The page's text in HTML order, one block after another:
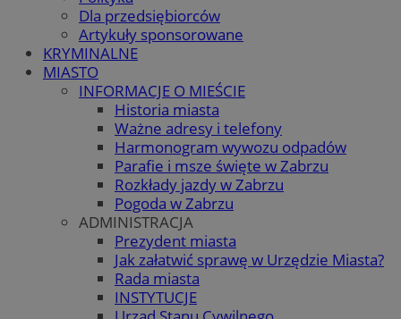
Dla przedsiębiorców
Artykuły sponsorowane
KRYMINALNE
MIASTO
INFORMACJE O MIEŚCIE
Historia miasta
Ważne adresy i telefony
Harmonogram wywozu odpadów
Parafie i msze święte w Zabrzu
Rozkłady jazdy w Zabrzu
Pogoda w Zabrzu
ADMINISTRACJA
Prezydent miasta
Jak załatwić sprawę w Urzędzie Miasta?
Rada miasta
INSTYTUCJE